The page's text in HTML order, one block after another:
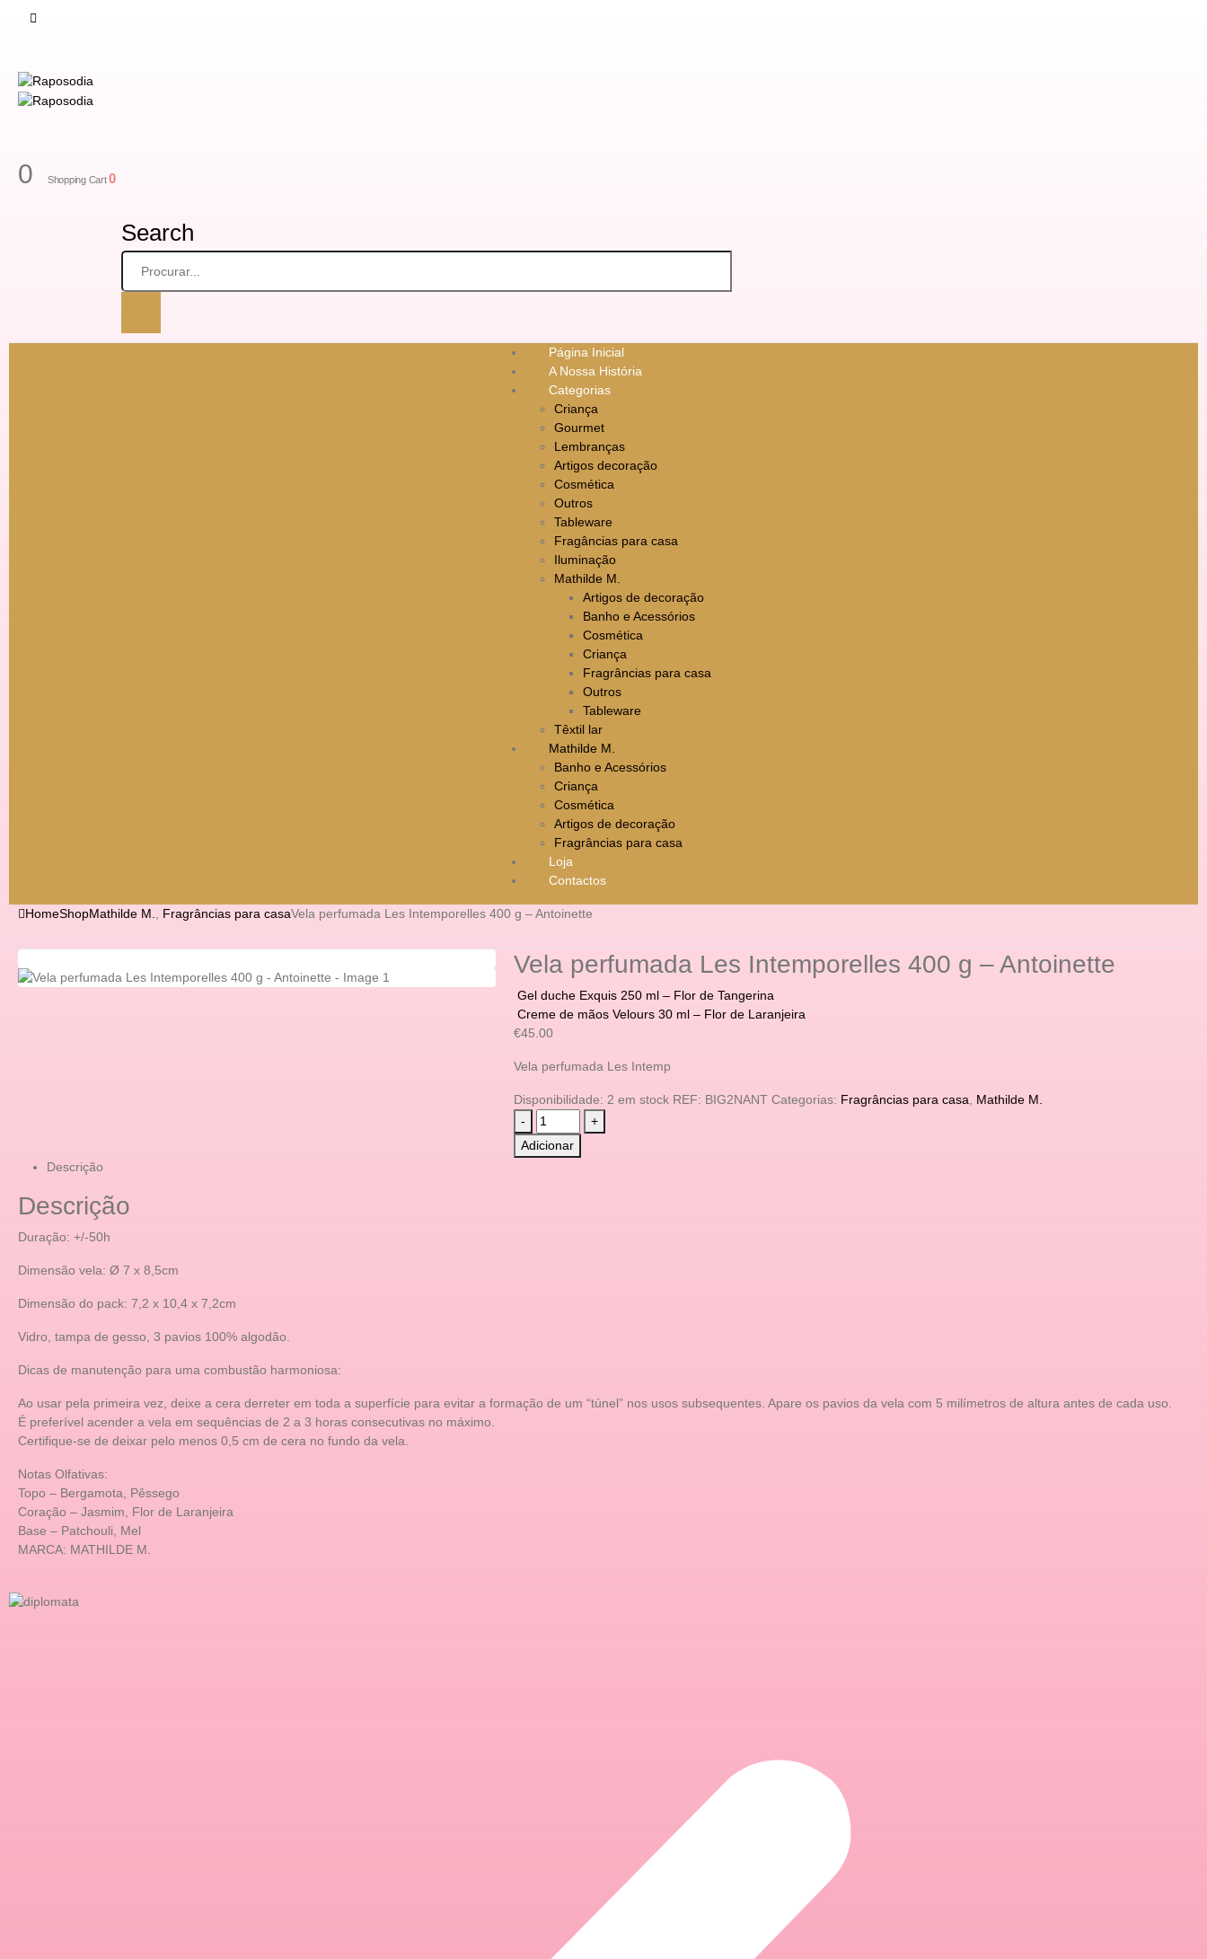
0 Shopping Cart0
Search
Página Inicial
A Nossa História
Categorias
Criança
Gourmet
Lembranças
Artigos decoração
Cosmética
Outros
Tableware
Fragâncias para casa
Iluminação
Mathilde M.
Artigos de decoração
Banho e Acessórios
Cosmética
Criança
Fragrâncias para casa
Outros
Tableware
Têxtil lar
Mathilde M.
Banho e Acessórios
Criança
Cosmética
Artigos de decoração
Fragrâncias para casa
Loja
Contactos
HomeShopMathilde M. Fragrâncias para casaVela perfumada Les Intemporelles 400 g – Antoinette
Vela perfumada Les Intemporelles 400 g – Antoinette
Gel duche Exquis 250 ml – Flor de Tangerina
Creme de mãos Velours 30 ml – Flor de Laranjeira
€45.00
Vela perfumada Les Intemp
Disponibilidade: 2 em stock REF: BIG2NANT Categorias: Fragrâncias para casa
Mathilde M.
-
+
Adicionar
Descrição
Descrição
Duração: +/-50h
Dimensão vela: Ø 7 x 8,5cm
Dimensão do pack: 7,2 x 10,4 x 7,2cm
Vidro, tampa de gesso, 3 pavios 100% algodão.
Dicas de manutenção para uma combustão harmoniosa:
Ao usar pela primeira vez, deixe a cera derreter em toda a superfície para evitar a formação de um “túnel” nos usos subsequentes. Apare os pavios da vela com 5 milímetros de altura antes de cada uso.
É preferível acender a vela em sequências de 2 a 3 horas consecutivas no máximo.
Certifique-se de deixar pelo menos 0,5 cm de cera no fundo da vela.
Notas Olfativas:
Topo – Bergamota, Pêssego
Coração – Jasmim, Flor de Laranjeira
Base – Patchouli, Mel
MARCA: MATHILDE M.